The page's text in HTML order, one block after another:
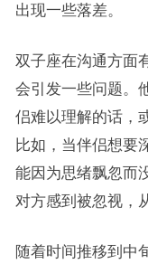
出现一些落差。
双子座在沟通方面
会引发一些问题。
侣难以理解的话，
比如，当伴侣想要
能因为思绪飘忽而
对方感到被忽视，
随着时间推移到中